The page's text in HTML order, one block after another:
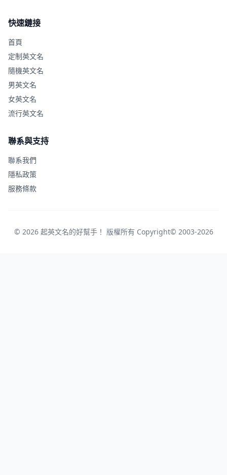
快速鏈接
首頁
定制英文名
隨機英文名
男英文名
女英文名
流行英文名
聯系與支持
聯系我們
隱私政策
服務條款
© 2026 起英文名的好幫手！ 版權所有 Copyright© 2003-2026